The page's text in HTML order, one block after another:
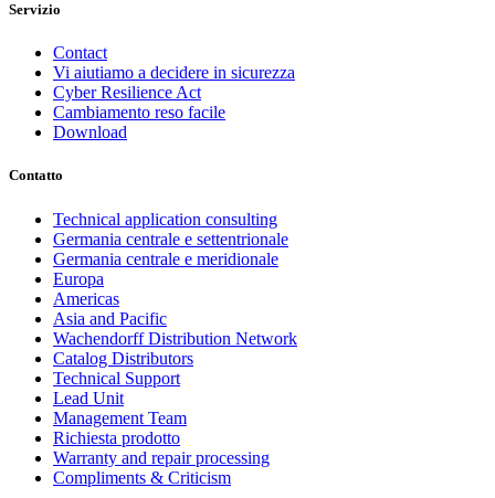
Servizio
Contact
Vi aiutiamo a decidere in sicurezza
Cyber Resilience Act
Cambiamento reso facile
Download
Contatto
Technical application consulting
Germania centrale e settentrionale
Germania centrale e meridionale
Europa
Americas
Asia and Pacific
Wachendorff Distribution Network
Catalog Distributors
Technical Support
Lead Unit
Management Team
Richiesta prodotto
Warranty and repair processing
Compliments & Criticism